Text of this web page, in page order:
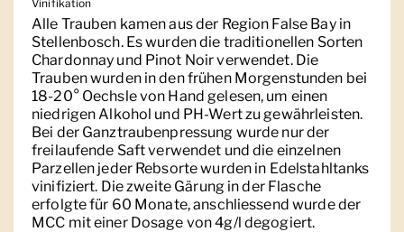
Vinifikation
Alle Trauben kamen aus der Region False Bay in
Stellenbosch. Es wurden die traditionellen Sorten
Chardonnay und Pinot Noir verwendet. Die
Trauben wurden in den frühen Morgenstunden bei
18-20° Oechsle von Hand gelesen, um einen
niedrigen Alkohol und PH-Wert zu gewährleisten.
Bei der Ganztraubenpressung wurde nur der
freilaufende Saft verwendet und die einzelnen
Parzellen jeder Rebsorte wurden in Edelstahltanks
vinifiziert. Die zweite Gärung in der Flasche
erfolgte für 60 Monate, anschliessend wurde der
MCC mit einer Dosage von 4g/l degogiert.